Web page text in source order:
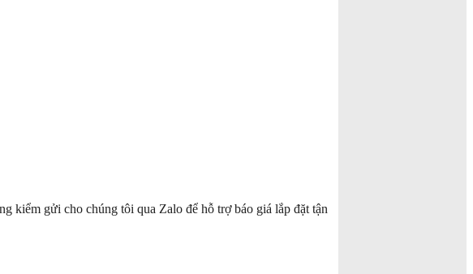
kiểm gửi cho chúng tôi qua Zalo để hỗ trợ báo giá lắp đặt tận